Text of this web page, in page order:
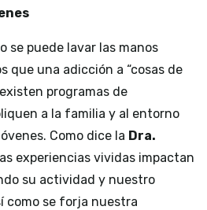
se puede lavar las manos
que una adicción a “cosas de
programas de
a la familia y al entorno
Como dice la Dra.
experiencias vividas impactan
su actividad y nuestro
como se forja nuestra